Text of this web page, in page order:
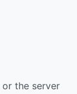
the server